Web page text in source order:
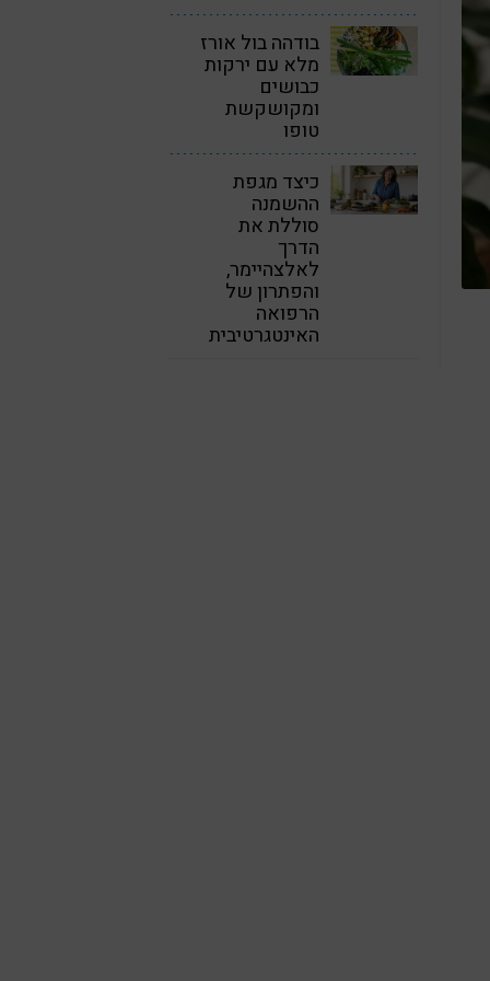
בודהה בול אורז
מלא עם ירקות
כבושים
ומקושקשת
טופו
כיצד מגפת
ההשמנה
סוללת את
הדרך
לאלצהיימר,
והפתרון של
הרפואה
האינטגרטיבית